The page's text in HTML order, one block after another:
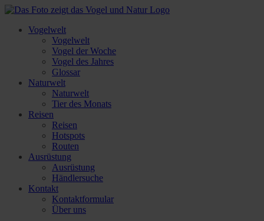
Vogelwelt
Vogelwelt
Vogel der Woche
Vogel des Jahres
Glossar
Naturwelt
Naturwelt
Tier des Monats
Reisen
Reisen
Hotspots
Routen
Ausrüstung
Ausrüstung
Händlersuche
Kontakt
Kontaktformular
Über uns